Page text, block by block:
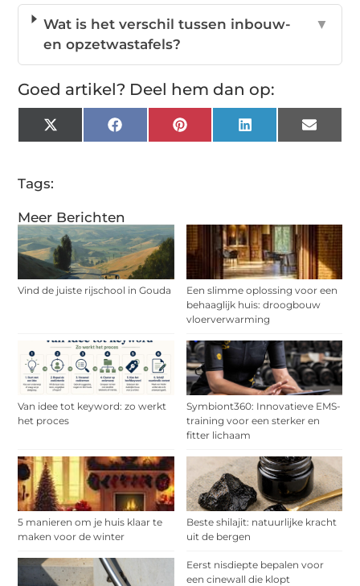
Meer Berichten
Vind de juiste rijschool in Gouda
Een slimme oplossing voor een
behaaglijk huis: droogbouw
vloerverwarming
Van idee tot keyword: zo werkt
het proces
Symbiont360: Innovatieve EMS-
training voor een sterker en
fitter lichaam
5 manieren om je huis klaar te
maken voor de winter
Beste shilajit: natuurlijke kracht
uit de bergen
Eerst nisdiepte bepalen voor
een cinewall die klopt
Wat is het verschil tussen inbouw-
en opzetwastafels?
▼
Goed artikel? Deel hem dan op:
X
(Twitter)
FacebookPinterestLinkedInEmail
Tags: